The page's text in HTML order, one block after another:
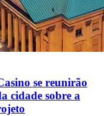
se reunirão
cidade sobre a